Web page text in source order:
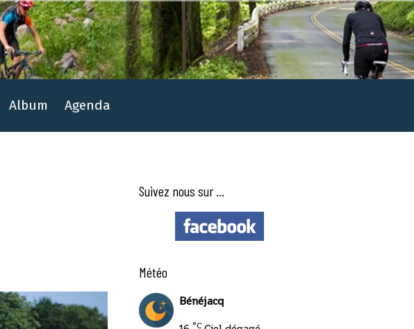
Album Agenda
Suivez nous sur ...
Météo
Bénéjacq
°C